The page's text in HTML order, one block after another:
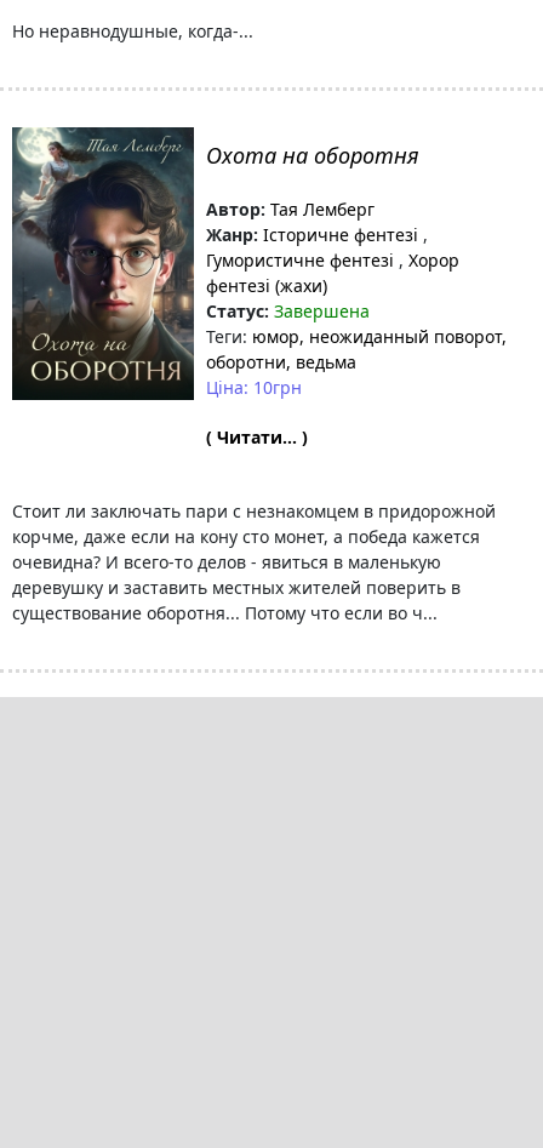
Но неравнодушные, когда-...
Охота на оборотня
Автор: Тая Лемберг
Жанр: Історичне фентезі ,
Гумористичне фентезі , Хорор
фентезі (жахи)
Статус: Завершена
Теги: юмор, неожиданный поворот,
оборотни, ведьма
Ціна: 10грн
( Читати... )
Стоит ли заключать пари с незнакомцем в придорожной
корчме, даже если на кону сто монет, а победа кажется
очевидна? И всего-то делов - явиться в маленькую
деревушку и заставить местных жителей поверить в
существование оборотня... Потому что если во ч...